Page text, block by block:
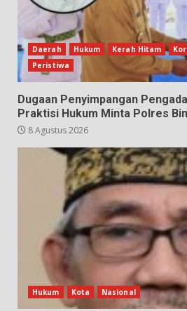
Daerah Hukum Kerah Hitam
Peristiwa
Dugaan Penyimpangan
Praktisi Hukum Minta Polres
8 Agustus 2026
Hukum Kota Nasional